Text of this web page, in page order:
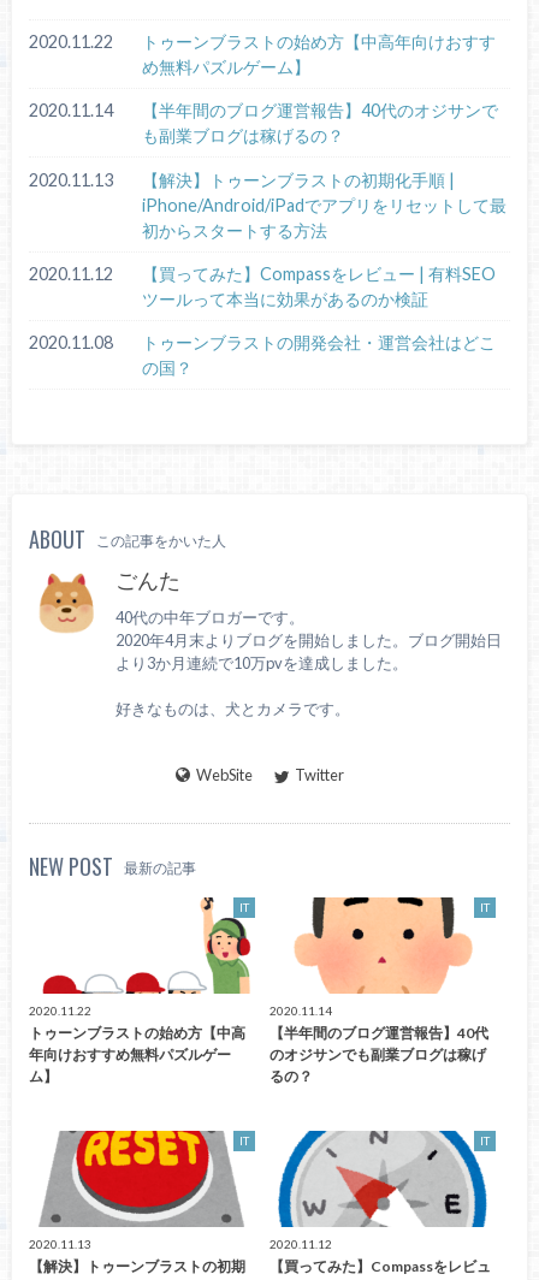
2020.11.22
トゥーンブラストの始め方【中高年向けおすす
め無料パズルゲーム】
2020.11.14
【半年間のブログ運営報告】40代のオジサンで
も副業ブログは稼げるの？
2020.11.13
【解決】トゥーンブラストの初期化手順 |
iPhone/Android/iPadでアプリをリセットして最
初からスタートする方法
2020.11.12
【買ってみた】Compassをレビュー | 有料SEO
ツールって本当に効果があるのか検証
2020.11.08
トゥーンブラストの開発会社・運営会社はどこ
の国？
ABOUT この記事をかいた人
ごんた
40代の中年ブロガーです。
2020年4月末よりブログを開始しました。ブログ開始日
より3か月連続で10万pvを達成しました。
好きなものは、犬とカメラです。
WebSite Twitter
NEW POST 最新の記事
IT
2020.11.22
トゥーンブラストの始め方【中高
年向けおすすめ無料パズルゲー
ム】
IT
2020.11.14
【半年間のブログ運営報告】40代
のオジサンでも副業ブログは稼げ
るの？
IT
2020.11.13
【解決】トゥーンブラストの初期
IT
2020.11.12
【買ってみた】Compassをレビュ